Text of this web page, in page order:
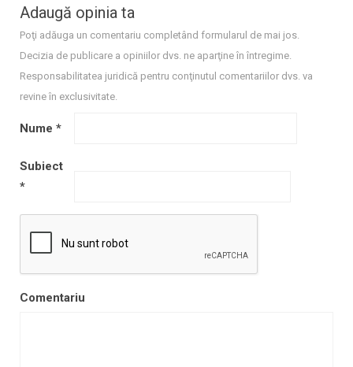
Adaugă opinia ta
Poţi adăuga un comentariu completând formularul de mai jos.
Decizia de publicare a opiniilor dvs. ne aparţine în întregime.
Responsabilitatea juridică pentru conţinutul comentariilor dvs. va
revine în exclusivitate.
Nume *
Subiect
*
Comentariu